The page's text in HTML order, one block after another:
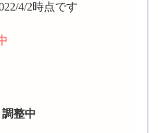
4/2時点です
整中